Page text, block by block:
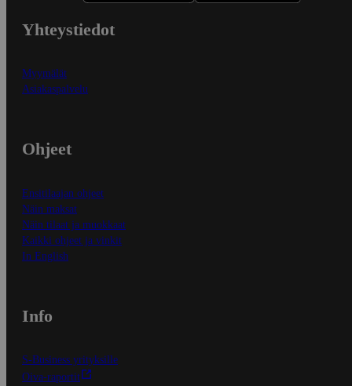
Yhteystiedot
Myymälät
Asiakaspalvelu
Ohjeet
Ensitilaajan ohjeet
Näin maksat
Näin tilaat ja muokkaat
Kaikki ohjeet ja vinkit
In English
Info
S-Business yrityksille
Oiva-raportit